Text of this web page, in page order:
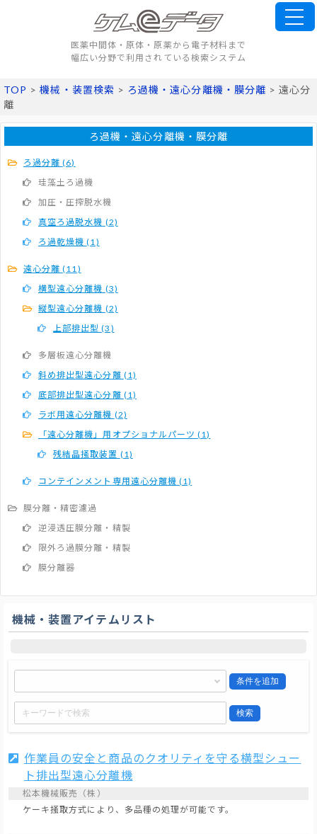
医薬中間体・原体・原薬から電子材料まで
幅広い分野で利用されている検索システム
TOP >機械・装置検索 > ろ過機・遠心分離機・膜分離 > 遠心分
離
ろ過機・遠心分離機・膜分離
ろ過分離(6)
珪藻土ろ過機
加圧・圧搾脱水機
真空ろ過脱水機 (2)
ろ過乾燥機(1)
遠心分離(11)
横型遠心分離機 (3)
縦型遠心分離機 (2)
上部排出型(3)
多層板遠心分離機
斜め排出型遠心分離 (1)
底部排出型遠心分離 (1)
ラボ用遠心分離機 (2)
「遠心分離機」用オプショナルパーツ(1)
残結晶掻取装置 (1)
コンテインメント専用遠心分離機(1)
膜分離・精密濾過
逆浸透圧膜分離・精製
限外ろ過膜分離・精製
膜分離器
機械・装置アイテムリスト
条件を追加
検索
作業員の安全と商品のクオリティを守る横型シュー
ト排出型遠心分離機
松本機械販売（株）
ケーキ掻取方式により、多品種の処理が可能です。